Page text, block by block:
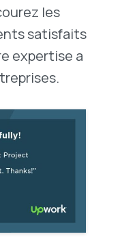
les
satisfaits
expertise a